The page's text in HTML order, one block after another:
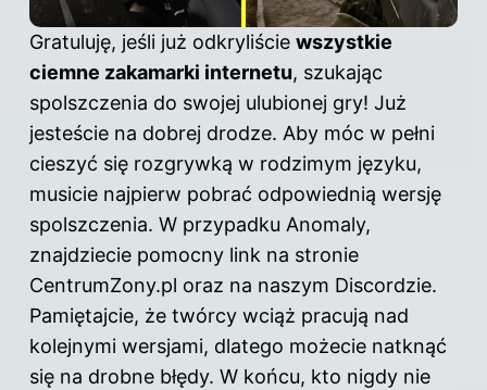
Gratuluję, jeśli już odkryliście wszystkie
ciemne zakamarki internetu, szukając
spolszczenia do swojej ulubionej gry! Już
jesteście na dobrej drodze. Aby móc w pełni
cieszyć się rozgrywką w rodzimym języku,
musicie najpierw pobrać odpowiednią wersję
spolszczenia. W przypadku Anomaly,
znajdziecie pomocny link na stronie
CentrumZony.pl oraz na naszym Discordzie.
Pamiętajcie, że twórcy wciąż pracują nad
kolejnymi wersjami, dlatego możecie natknąć
się na drobne błędy. W końcu, kto nigdy nie